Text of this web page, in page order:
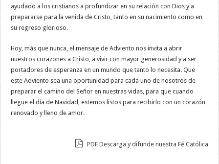
ayudado a los cristianos a profundizar en su relación con Dios y a
prepararse para la venida de Cristo, tanto en su nacimiento como en
su regreso glorioso.
Hoy, más que nunca, el mensaje de Adviento nos invita a abrir
nuestros corazones a Cristo, a vivir con mayor generosidad y a ser
portadores de esperanza en un mundo que tanto lo necesita. Que
este Adviento sea una oportunidad para cada uno de nosotros de
preparar el camino del Señor en nuestras vidas, para que cuando
llegue el día de Navidad, estemos listos para recibirlo con un corazón
renovado y lleno de amor.
PDF Descarga y difunde nuestra Fé Católica